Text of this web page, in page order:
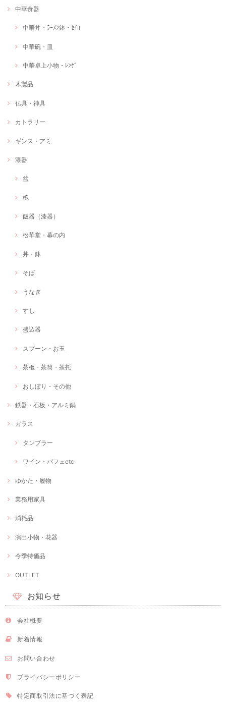
中華食器
中華丼・ﾗｰﾒﾝ鉢・ｾｲﾛ
中華碗・皿
中華卓上小物・ﾚﾝｹﾞ
木製品
仏具・神具
カトラリー
ギンス・アミ
漆器
盆
椀
飯器（漆器）
松華堂・幕の内
丼・鉢
そば
うなぎ
すし
盛込器
スプーン・お玉
茶枢・茶筒・茶托
おしぼり・その他
鉄器・石板・アルミ鍋
ガラス
タンブラー
ワイン・パフェetc
ゆかた・履物
業務用家具
消耗品
演出小物・花器
今季特価品
OUTLET
お知らせ
会社概要
新着情報
お問い合わせ
プライバシーポリシー
特定商取引法に基づく表記